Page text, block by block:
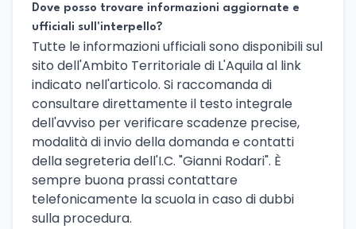
Dove posso trovare informazioni aggiornate e
ufficiali sull'interpello?
Tutte le informazioni ufficiali sono disponibili sul
sito dell'Ambito Territoriale di L'Aquila al link
indicato nell'articolo. Si raccomanda di
consultare direttamente il testo integrale
dell'avviso per verificare scadenze precise,
modalità di invio della domanda e contatti
della segreteria dell'I.C. "Gianni Rodari". È
sempre buona prassi contattare
telefonicamente la scuola in caso di dubbi
sulla procedura.